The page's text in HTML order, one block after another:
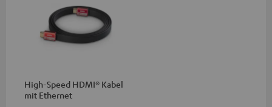
High-Speed HDMI® Kabel
mit Ethernet